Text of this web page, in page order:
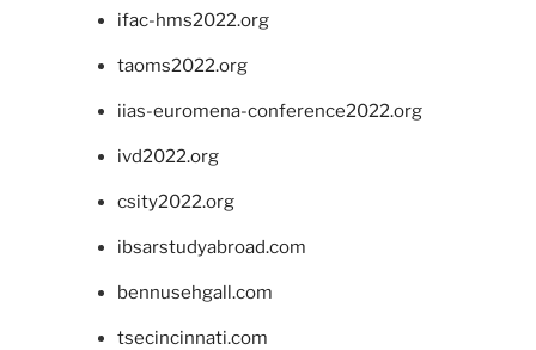
ifac-hms2022.org
taoms2022.org
iias-euromena-conference2022.org
ivd2022.org
csity2022.org
ibsarstudyabroad.com
bennusehgall.com
tsecincinnati.com